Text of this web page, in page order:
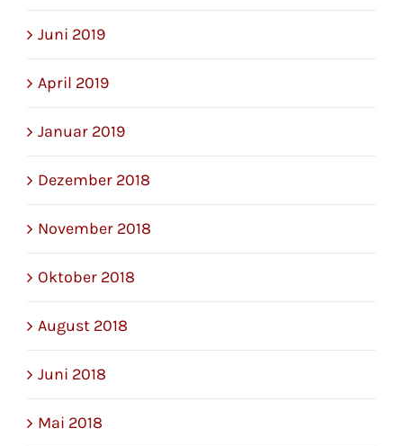
Juni 2019
April 2019
Januar 2019
Dezember 2018
November 2018
Oktober 2018
August 2018
Juni 2018
Mai 2018